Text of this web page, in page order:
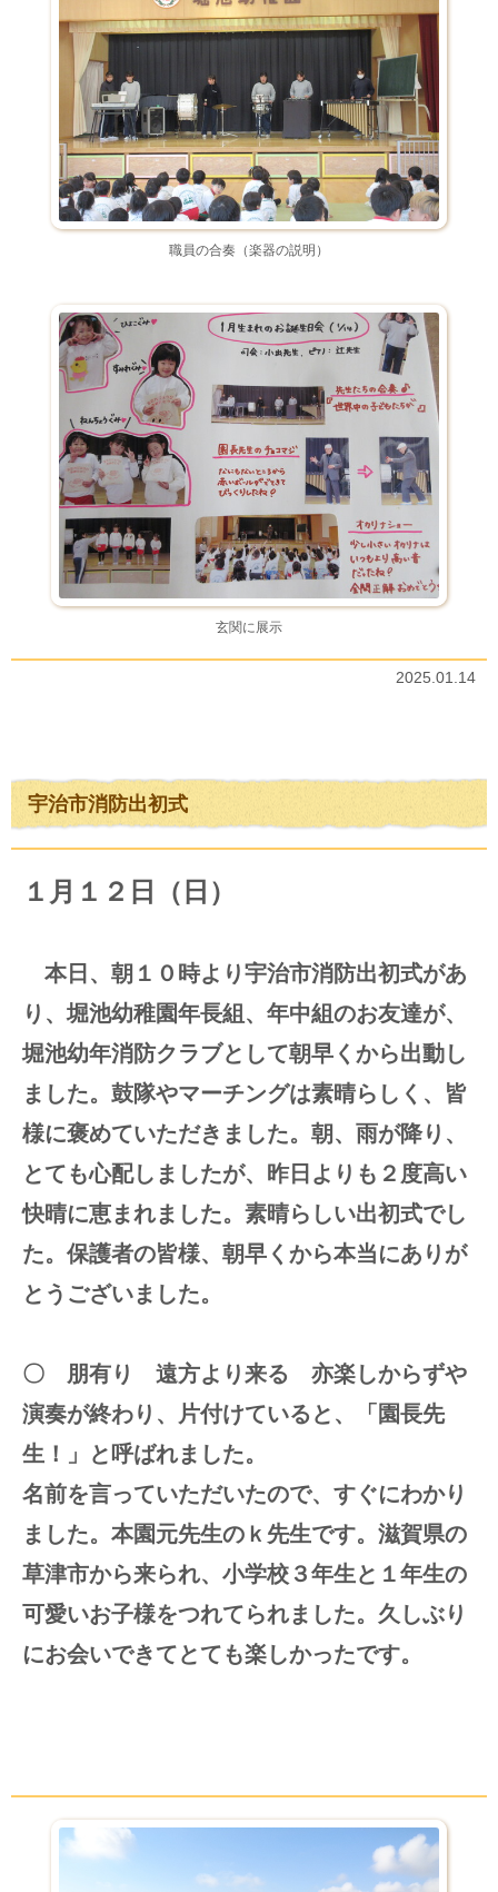
職員の合奏（楽器の説明）
玄関に展示
2025.01.14
宇治市消防出初式
１月１２日（日）
本日、朝１０時より宇治市消防出初式があ
り、堀池幼稚園年長組、年中組のお友達が、
堀池幼年消防クラブとして朝早くから出動し
ました。鼓隊やマーチングは素晴らしく、皆
様に褒めていただきました。朝、雨が降り、
とても心配しましたが、昨日よりも２度高い
快晴に恵まれました。素晴らしい出初式でし
た。保護者の皆様、朝早くから本当にありが
とうございました。
〇 朋有り 遠方より来る 亦楽しからずや
演奏が終わり、片付けていると、「園長先
生！」と呼ばれました。
名前を言っていただいたので、すぐにわかり
ました。本園元先生のｋ先生です。滋賀県の
草津市から来られ、小学校３年生と１年生の
可愛いお子様をつれてられました。久しぶり
にお会いできてとても楽しかったです。